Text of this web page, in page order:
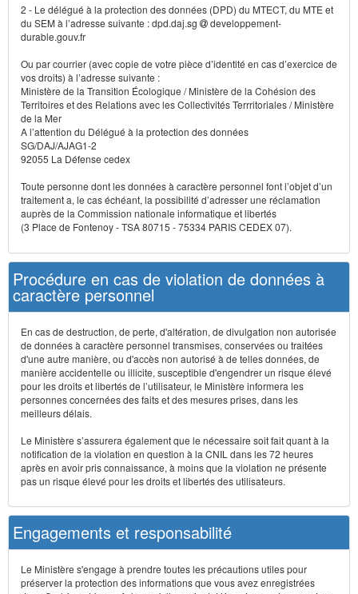
2 - Le délégué à la protection des données (DPD) du MTECT, du MTE et
du SEM à l’adresse suivante : dpd.daj.sg
developpement-
durable.gouv.fr
Ou par courrier (avec copie de votre pièce d’identité en cas d’exercice de
vos droits) à l’adresse suivante :
Ministère de la Transition Écologique / Ministère de la Cohésion des
Territoires et des Relations avec les Collectivités Terrritoriales / Ministère
de la Mer
A l’attention du Délégué à la protection des données
SG/DAJ/AJAG1-2
92055 La Défense cedex
Toute personne dont les données à caractère personnel font l’objet d’un
traitement a, le cas échéant, la possibilité d’adresser une réclamation
auprès de la Commission nationale informatique et libertés
(3 Place de Fontenoy - TSA 80715 - 75334 PARIS CEDEX 07).
Procédure en cas de violation de données à
caractère personnel
En cas de destruction, de perte, d'altération, de divulgation non autorisée
de données à caractère personnel transmises, conservées ou traitées
d'une autre manière, ou d'accès non autorisé à de telles données, de
manière accidentelle ou illicite, susceptible d'engendrer un risque élevé
pour les droits et libertés de l’utilisateur, le Ministère informera les
personnes concernées des faits et des mesures prises, dans les
meilleurs délais.
Le Ministère s’assurera également que le nécessaire soit fait quant à la
notification de la violation en question à la CNIL dans les 72 heures
après en avoir pris connaissance, à moins que la violation ne présente
pas un risque élevé pour les droits et libertés des utilisateurs.
Engagements et responsabilité
Le Ministère s'engage à prendre toutes les précautions utiles pour
préserver la protection des informations que vous avez enregistrées